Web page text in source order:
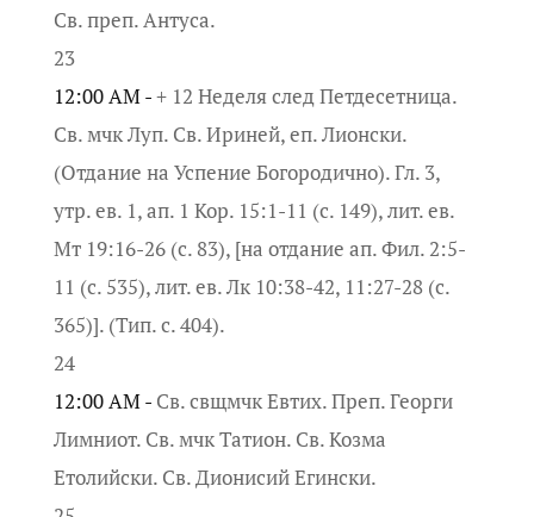
Св. преп. Антуса.
23
12:00 AM -+ 12 Неделя след Петдесетница.
Св. мчк Луп. Св. Ириней, еп. Лионски.
(Отдание на Успение Богородично). Гл. 3,
утр. ев. 1, ап. 1 Кор. 15:1-11 (с. 149), лит. ев.
Мт 19:16-26 (с. 83), [на отдание ап. Фил. 2:5-
11 (с. 535), лит. ев. Лк 10:38-42, 11:27-28 (с.
365)]. (Тип. с. 404).
24
12:00 AM - Св. свщмчк Евтих. Преп. Георги
Лимниот. Св. мчк Татион. Св. Козма
Етолийски. Св. Дионисий Егински.